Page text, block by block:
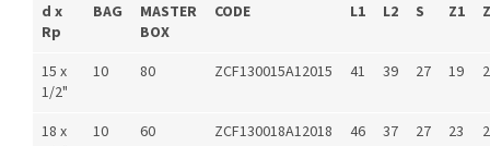
d x
Rp
BAG
MASTER
BOX
CODE L1 L2 S Z1
15 x
1/2"
10 80 ZCF130015A12015 41 39 27 19
18 x
10 60 ZCF130018A12018 46 37 27 23